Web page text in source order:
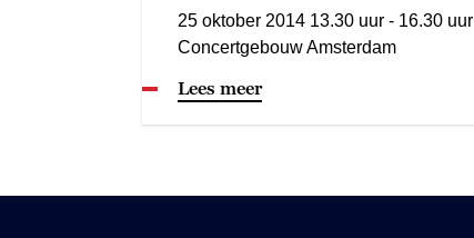
25 oktober 2014 13.30 uur - 16.30 uur
Concertgebouw Amsterdam
Lees meer